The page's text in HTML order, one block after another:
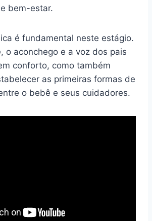
bem-estar.
é fundamental neste estágio.
o aconchego e a voz dos pais
conforto, como também
as primeiras formas de
o bebê e seus cuidadores.